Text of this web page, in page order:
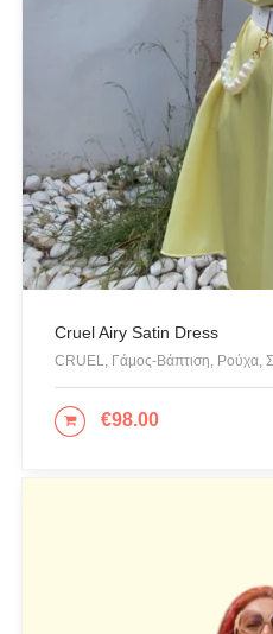
PRODUCT CATEGORIES
Actitude Twinset
ARGALIOS
Art Deco
BUFFALO
COLORS OF CALIFORNIA
Cruel Airy Satin Dress
CRUEL, Γάμος-Βάπτιση, Ρούχα,
€98.00
ΕΠΙΛΟΓΉ